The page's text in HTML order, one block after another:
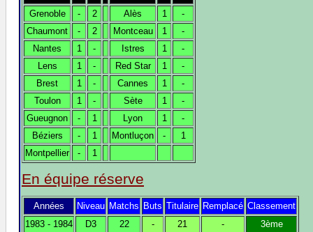
Grenoble
- 2 Alès 1
-
Chaumont
- 2 Montceau 1
-
Nantes
1 - Istres 1
-
Lens
1 - Red Star 1
-
Brest
1 - Cannes 1
-
Toulon
1 - Sète 1
-
Gueugnon
- 1 Lyon 1
-
Béziers
- 1 Montluçon -
1
Montpellier
- 1
En équipe réserve
Années Niveau Matchs Buts Titulaire Remplacé Classement
1983 - 1984
D3 22 - 21 -
3ème